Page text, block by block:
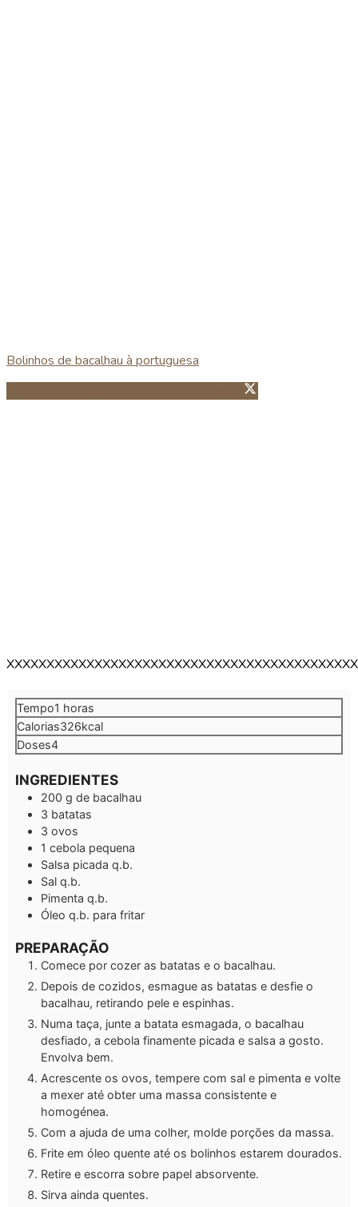
Bolinhos de bacalhau à portuguesa
Guardar no Pinterest
Tempo1 hora
horas
Calorias326kcal
Doses4
INGREDIENTES
200 g de bacalhau
3 batatas
3 ovos
1 cebola pequena
Salsa picada q.b.
Sal q.b.
Pimenta q.b.
Óleo q.b. para fritar
PREPARAÇÃO
Comece por cozer as batatas e o bacalhau.
Depois de cozidos, esmague as batatas e desfie o
bacalhau, retirando pele e espinhas.
Numa taça, junte a batata esmagada, o bacalhau
desfiado, a cebola finamente picada e salsa a gosto.
Envolva bem.
Acrescente os ovos, tempere com sal e pimenta e volte
a mexer até obter uma massa consistente e
homogénea.
Com a ajuda de uma colher, molde porções da massa.
Frite em óleo quente até os bolinhos estarem dourados.
Retire e escorra sobre papel absorvente.
Sirva ainda quentes.